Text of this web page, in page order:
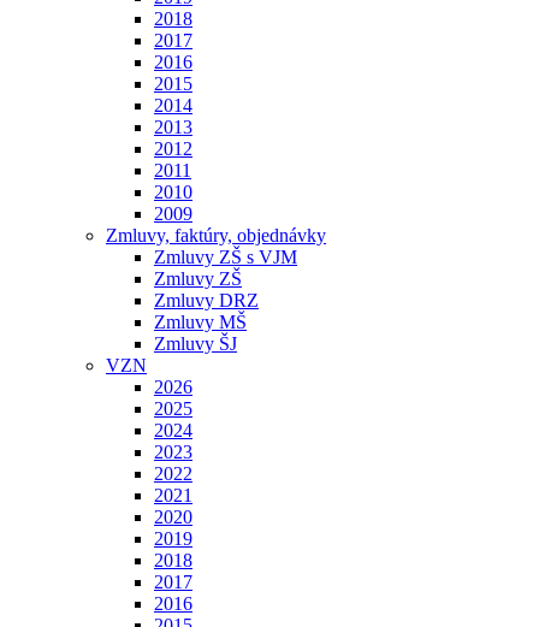
2018
2017
2016
2015
2014
2013
2012
2011
2010
2009
Zmluvy, faktúry, objednávky
Zmluvy ZŠ s VJM
Zmluvy ZŠ
Zmluvy DRZ
Zmluvy MŠ
Zmluvy ŠJ
VZN
2026
2025
2024
2023
2022
2021
2020
2019
2018
2017
2016